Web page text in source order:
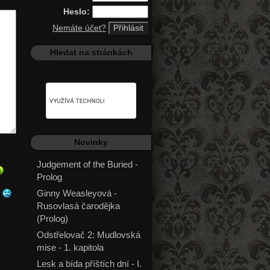
Heslo:
Nemáte účet?
Hledat na stránkách
Novinky
Judgement of the Buried -
Prolog
Ginny Weasleyová -
Rusovlasá čarodějka
(Prolog)
Odstřelovač 2: Mudlovská
mise - 1. kapitola
Lesk a bída příštích dní - I.